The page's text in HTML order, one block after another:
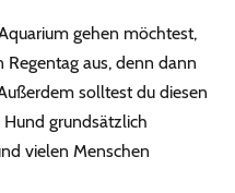
gehen möchtest,
aus, denn dann
solltest du diesen
grundsätzlich
vielen Menschen